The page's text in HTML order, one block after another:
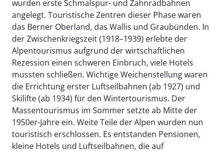
wurden erste Schmalspur- und Zahnradbahnen
angelegt. Touristische Zentren dieser Phase waren
das Berner Oberland, das Wallis und Graubünden. In
der Zwischenkriegszeit (1918–1939) erlebte der
Alpentourismus aufgrund der wirtschaftlichen
Rezession einen schweren Einbruch, viele Hotels
mussten schließen. Wichtige Weichenstellung waren
die Errichtung erster Luftseilbahnen (ab 1927) und
Skilifte (ab 1934) für den Wintertourismus. Der
Massentourismus im Sommer setzte ab Mitte der
1950er-Jahre ein. Weite Teile der Alpen wurden nun
touristisch erschlossen. Es entstanden Pensionen,
kleine Hotels und Luftseilbahnen, die auf